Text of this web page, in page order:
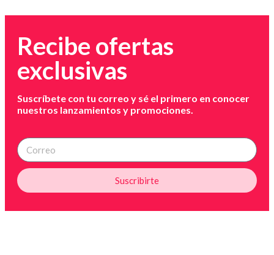
Recibe ofertas
exclusivas
Suscríbete con tu correo y sé el primero en conocer
nuestros lanzamientos y promociones.
Suscribirte